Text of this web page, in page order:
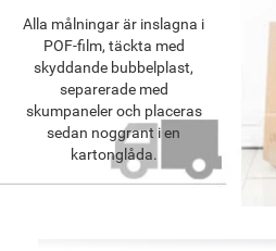
Alla målningar är inslagna i
POF-film, täckta med
skyddande bubbelplast,
separerade med
skumpaneler och placeras
sedan noggrant i en
kartonglåda.